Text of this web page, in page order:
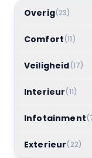
Overig(23)
Comfort(11)
Veiligheid(17)
Interieur(11)
Infotainment(
Exterieur(22)